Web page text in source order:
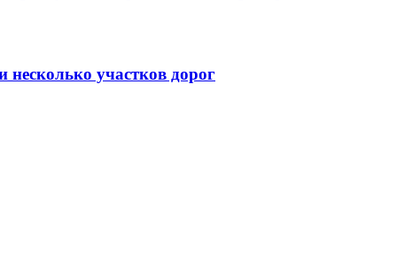
участков дорог